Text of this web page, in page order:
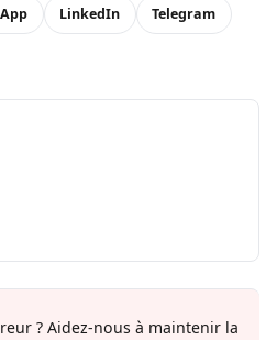
LinkedIn Telegram
? Aidez-nous à maintenir la